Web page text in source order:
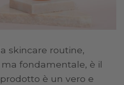
skincare routine,
fondamentale, è il
è un vero e